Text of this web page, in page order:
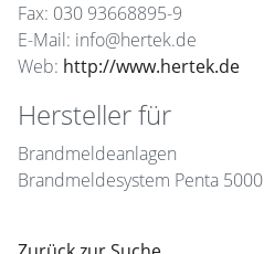
Fax: 030 93668895-9
E-Mail: info@hertek.de
Web: http://www.hertek.de
Hersteller für
Brandmeldeanlagen
Brandmeldesystem Penta 5000